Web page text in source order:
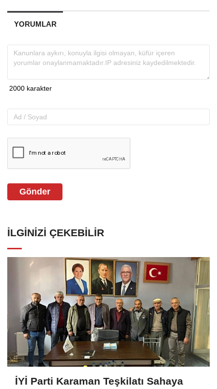
YORUMLAR
Gönder
İLGINIZI ÇEKEBILIR
İYİ Parti Karaman Teşkilatı Sahaya